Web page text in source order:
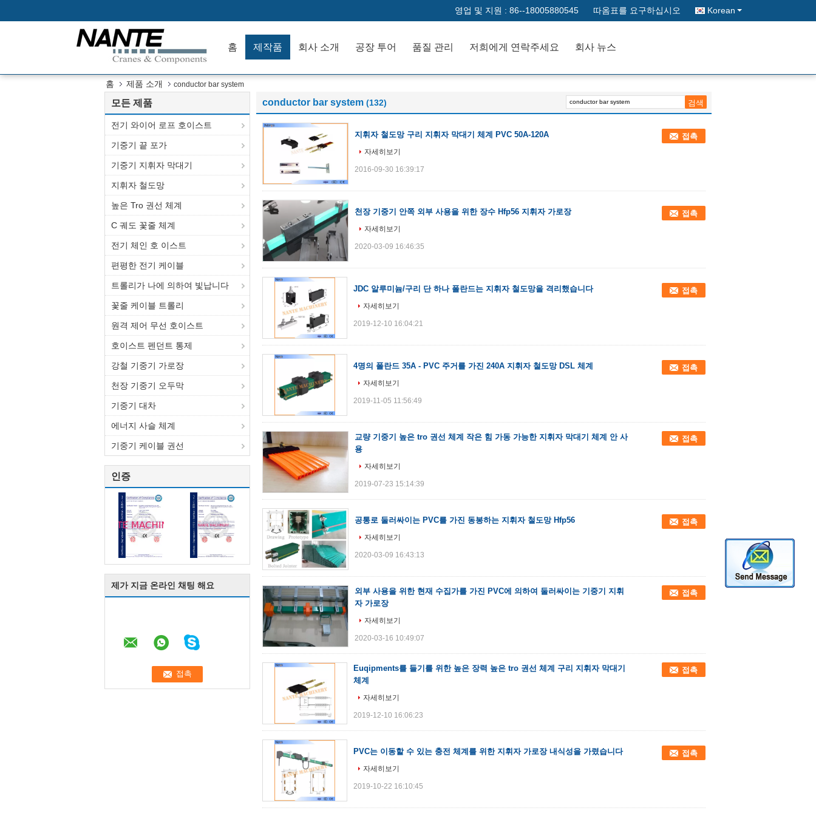
영업 및 지원 : 86--18005880545 따옴표를 요구하십시오 Korean
홈 제작품 회사 소개 공장 투어 품질 관리 저희에게 연락주세요 회사 뉴스
홈 제품 소개 conductor bar system
모든 제품
전기 와이어 로프 호이스트
기중기 끝 포가
기중기 지휘자 막대기
지휘자 철도망
높은 Tro 권선 체계
C 궤도 꽃줄 체계
전기 체인 호 이스트
편평한 전기 케이블
트롤리가 나에 의하여 빛납니다
꽃줄 케이블 트롤리
원격 제어 무선 호이스트
호이스트 펜던트 통제
강철 기중기 가로장
천장 기중기 오두막
기중기 대차
에너지 사슬 체계
기중기 케이블 권선
인증
제가 지금 온라인 채팅 해요
conductor bar system (132)
지휘자 철도망 구리 지휘자 막대기 체계 PVC 50A-120A 접촉
자세히보기
2016-09-30 16:39:17
천장 기중기 안쪽 외부 사용을 위한 장수 Hfp56 지휘자 가로장 접촉
자세히보기
2020-03-09 16:46:35
JDC 알루미늄/구리 단 하나 폴란드는 지휘자 철도망을 격리했습니다 접촉
자세히보기
2019-12-10 16:04:21
4명의 폴란드 35A - PVC 주거를 가진 240A 지휘자 철도망 DSL 체계 접촉
자세히보기
2019-11-05 11:56:49
교량 기중기 높은 tro 권선 체계 작은 힘 가동 가능한 지휘자 막대기 체계 안 사
용
접촉
자세히보기
2019-07-23 15:14:39
공통로 둘러싸이는 PVC를 가진 동봉하는 지휘자 철도망 Hfp56 접촉
자세히보기
2020-03-09 16:43:13
외부 사용을 위한 현재 수집가를 가진 PVC에 의하여 둘러싸이는 기중기 지휘
자 가로장
접촉
자세히보기
2020-03-16 10:49:07
Euqipments를 들기를 위한 높은 장력 높은 tro 권선 체계 구리 지휘자 막대기
체계
접촉
자세히보기
2019-12-10 16:06:23
PVC는 이동할 수 있는 충전 체계를 위한 지휘자 가로장 내식성을 가렸습니다 접촉
자세히보기
2019-10-22 16:10:45